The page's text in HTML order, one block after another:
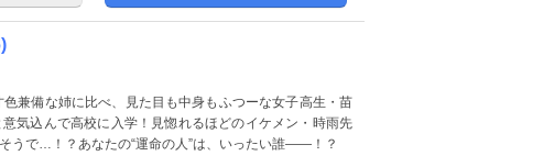
気込んで高校に入学！見惚れるほどのイケメン・時雨先
うで…！？あなたの“運命の人”は、いったい誰――！？